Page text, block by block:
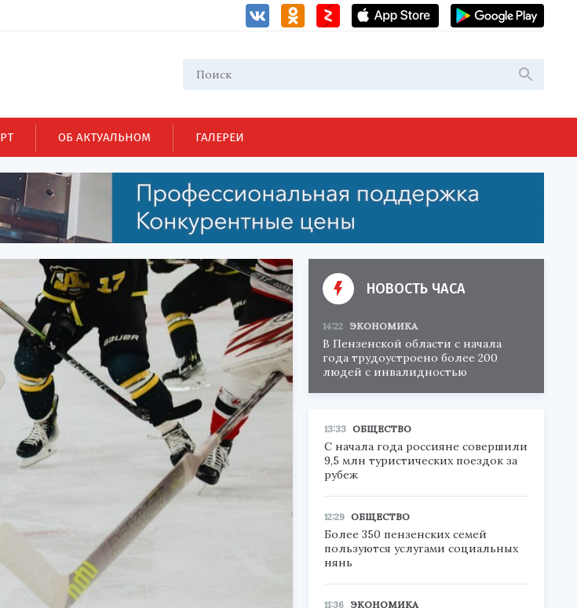
ОБ АКТУАЛЬНОМ ГАЛЕРЕИ
НОВОСТЬ ЧАСА
14:22 ЭКОНОМИКА
В Пензенской области с начала
года трудоустроено более 200
людей с инвалидностью
13:33 ОБЩЕСТВО
С начала года россияне совершили
9,5 млн туристических поездок за
рубеж
12:29 ОБЩЕСТВО
Более 350 пензенских семей
пользуются услугами социальных
нянь
11:36 ЭКОНОМИКА